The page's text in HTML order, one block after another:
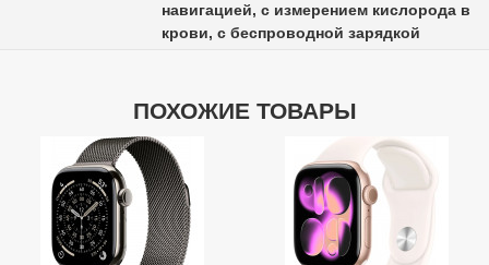
навигацией, с измерением кислорода в
крови, с беспроводной зарядкой
ПОХОЖИЕ ТОВАРЫ